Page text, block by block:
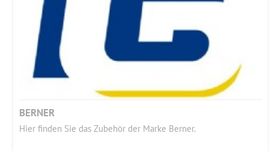
BERNER
Hier finden Sie das Zubehör der Marke Berner.